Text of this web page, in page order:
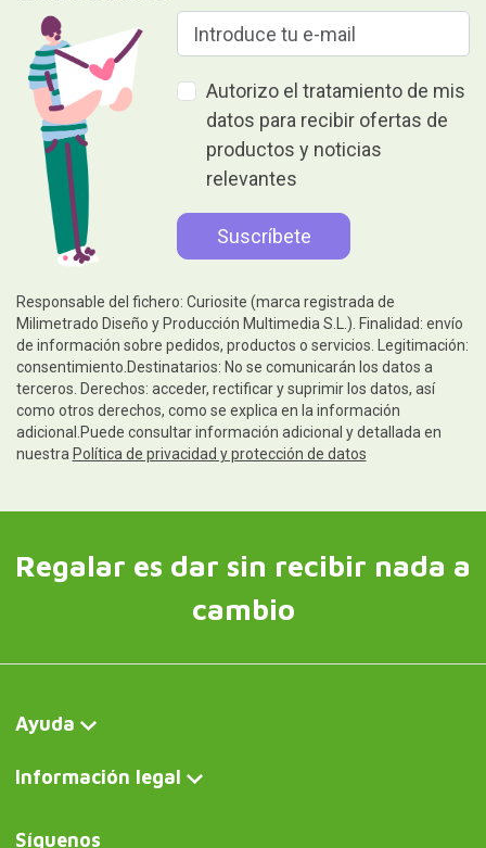
Autorizo el tratamiento de mis
datos para recibir ofertas de
productos y noticias
relevantes
Responsable del fichero: Curiosite (marca registrada de
Milimetrado Diseño y Producción Multimedia S.L.). Finalidad: envío
de información sobre pedidos, productos o servicios. Legitimación:
consentimiento.Destinatarios: No se comunicarán los datos a
terceros. Derechos: acceder, rectificar y suprimir los datos, así
como otros derechos, como se explica en la información
adicional.Puede consultar información adicional y detallada en
nuestra Política de privacidad y protección de datos
Regalar es dar sin recibir nada a
cambio
Ayuda
Información legal
Síguenos